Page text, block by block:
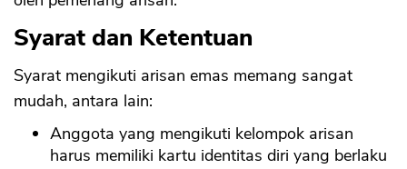
Syarat dan Ketentuan
Syarat mengikuti arisan emas memang sangat
mudah, antara lain:
Anggota yang mengikuti kelompok arisan
harus memiliki kartu identitas diri yang berlaku